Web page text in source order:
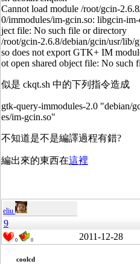
Cannot load module /root/gcin-
0/immodules/im-gcin.so: libgcin-
ject file: No such file or directory
/root/gcin-2.6.8/debian/gcin/usr/lib/
so does not export GTK+ IM
ot open shared object file: No such
似是 ckqt.sh 中的下列指令造成
gtk-query-immodules-2.0 "debian/
es/im-gcin.so"
不知道是不是編譯過程有錯?
編出來的東西在這裡
eliu
9
0 0 2011-12-28
coolcd